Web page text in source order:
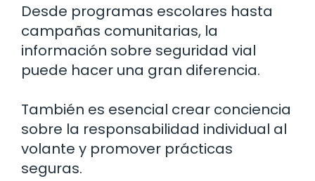
Desde programas escolares hasta
campañas comunitarias, la
información sobre seguridad vial
puede hacer una gran diferencia.
También es esencial crear conciencia
sobre la responsabilidad individual al
volante y promover prácticas
seguras.